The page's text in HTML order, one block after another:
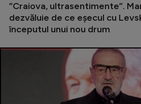
Formula 1
Gimnastică
Auto
Rugby
Ciclism
”Craiova, ultrasentimente”.
dezvăluie de ce eșecul cu
începutul unui nou drum